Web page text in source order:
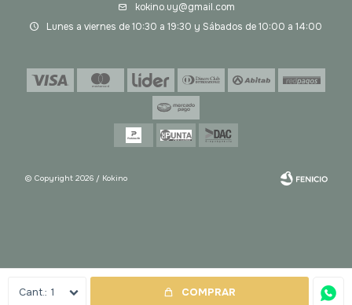
1 COMPRAR
kokino.uy@gmail.com
Lunes a viernes de 10:30 a 19:30 y Sábados de 10:00 a 14:00
© Copyright 2026 / Kokino